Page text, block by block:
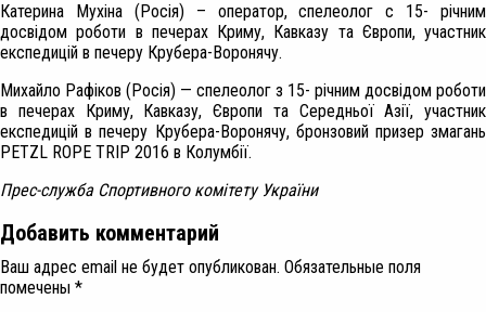
Катерина Мухіна (Росія)
– оператор, спелеолог с 15- річним
досвідом роботи в печерах Криму, Кавказу та Європи, участник
експедицій в печеру Крубера-Воронячу.
Михайло Рафіков (Росія) — спелеолог з 15- річним досвідом роботи
в печерах Криму, Кавказу, Європи та Середньої Азії, участник
експедицій в печеру Крубера-Воронячу, бронзовий призер змагань
PETZL ROPE TRIP 2016 в Колумбії.
Прес-служба Спортивного комітету України
Добавить комментарий
Ваш адрес email не будет опубликован. Обязательные поля
помечены *